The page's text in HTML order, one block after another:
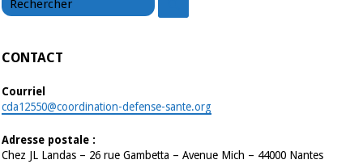
CONTACT
Courriel
cda12550@coordination-defense-sante.org
Adresse postale :
Chez JL Landas – 26 rue Gambetta – Avenue Mich – 44000 Nantes